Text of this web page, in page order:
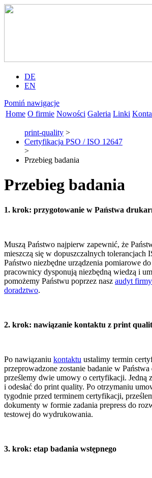
DE
EN
Pomiń nawigacje
Home O firmie Nowości Galeria Linki
print-quality >
Certyfikacja PSO / ISO 12647
>
Przebieg badania
Przebieg badania
1. krok: przygotowanie w Państwa
Muszą Państwo najpierw zapewnić, że
mieszczą się w dopuszczalnych tolerancjach
Państwo niezbędne urządzenia pomiarowe
pracownicy dysponują niezbędną wiedzą i
pomożemy Państwu poprzez nasz audyt firmy
doradztwo.
2. krok: nawiązanie kontaktu z print
Po nawiązaniu kontaktu ustalimy termin
przeprowadzone zostanie badanie w
prześlemy dwie umowy o certyfikacji. Jedną
i odesłać do print quality. Po otrzymaniu
tygodnie przed terminem certyfikacji,
dokumenty w formie zadania prepress do
testowej do wydrukowania.
3. krok: etap badania wstępnego